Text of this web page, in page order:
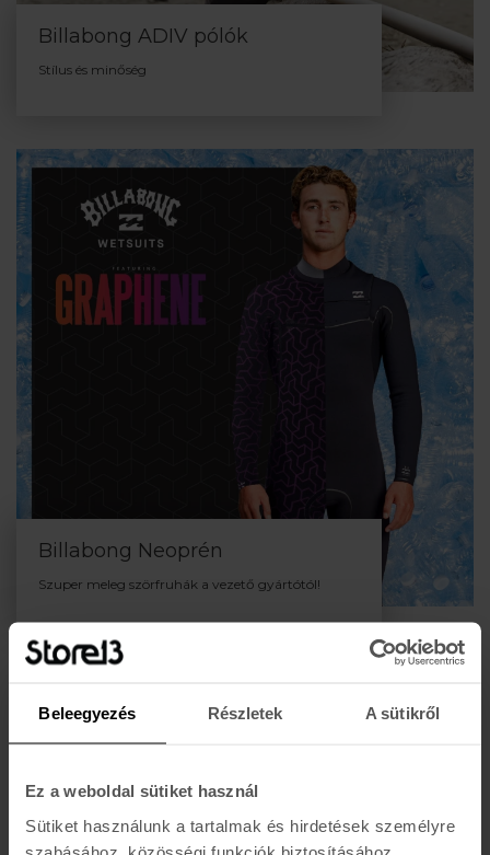
Beleegyezés Részletek A sütikről
Ez a weboldal sütiket használ
Sütiket használunk a tartalmak és hirdetések személyre
szabásához, közösségi funkciók biztosításához,
Billabong ADIV pólók
Stílus és minőség
Billabong Neoprén
Szuper meleg szörfruhák a vezető gyártótól!